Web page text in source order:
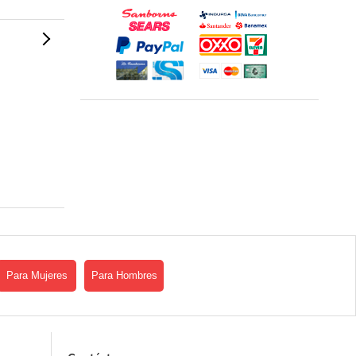
Para Mujeres Para Hombres